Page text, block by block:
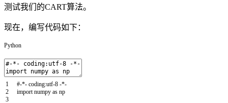
测试我们的CART算法。
现在，编写代码如下：
Python
1
2
3
#-*- coding:utf-8 -*-
import numpy as np